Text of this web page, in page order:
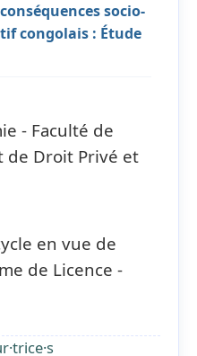
socio-
congolais : Étude
- Faculté de
de Droit Privé et
en vue de
de Licence -